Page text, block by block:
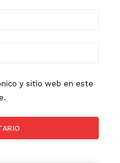
y sitio web en este